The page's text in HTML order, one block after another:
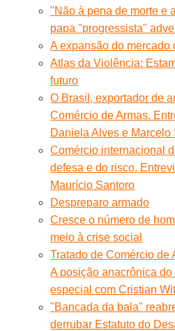
"Não à pena de morte e
papa "progressista"
A expansão do mercado
Atlas da Violência:
futuro
O Brasil, exportador de
Comércio de Armas.
Daniela Alves e Marcelo
Comércio internacional
defesa e do risco.
Maurício Santoro
Despreparo armado
Cresce o número de
meio à crise social
Tratado de Comércio de
A posição anacrônica
especial com Cristian
"Bancada da bala"
derrubar Estatuto do